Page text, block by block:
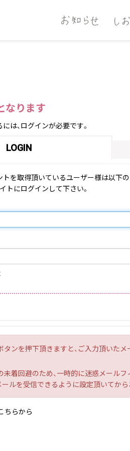
なります
は、ログインが必要です。
LOGIN
を取得頂いているユーザー様は以下の
トにログインして下さい。
ンを押下頂きますと、ご入力頂いた
着回避のため、一時的に迷惑メール
ルを受信できるように設定頂いてから
ちらから